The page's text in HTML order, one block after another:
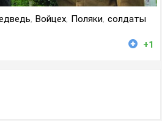
, Войцех, Поляки, солдаты
+1